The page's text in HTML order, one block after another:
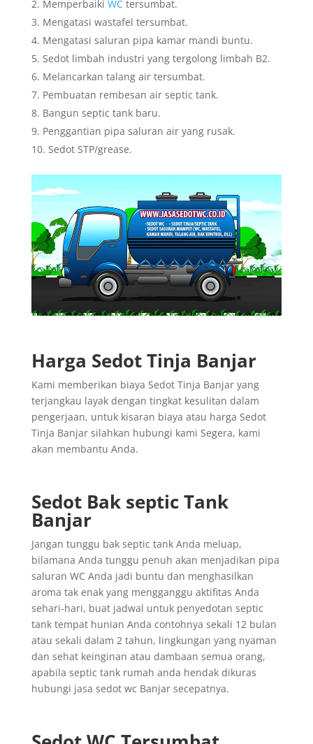
Memperbaiki WCtersumbat.
Mengatasi wastafel tersumbat.
Mengatasi saluran pipa kamar mandi buntu.
Sedot limbah industri yang tergolong limbah B2.
Melancarkan talang air tersumbat.
Pembuatan rembesan air septic tank.
Bangun septic tank baru.
Penggantian pipa saluran air yang rusak.
Sedot STP/grease.
Harga Sedot Tinja Banjar
Kami memberikan biaya Sedot Tinja Banjar yang
terjangkau layak dengan tingkat kesulitan dalam
pengerjaan, untuk kisaran biaya atau harga Sedot
Tinja Banjar silahkan hubungi kami Segera, kami
akan membantu Anda.
Sedot Bak septic Tank
Banjar
Jangan tunggu bak septic tank Anda meluap,
bilamana Anda tunggu penuh akan menjadikan pipa
saluran WC Anda jadi buntu dan menghasilkan
aroma tak enak yang mengganggu aktifitas Anda
sehari-hari, buat jadwal untuk penyedotan septic
tank tempat hunian Anda contohnya sekali 12 bulan
atau sekali dalam 2 tahun, lingkungan yang nyaman
dan sehat keinginan atau dambaan semua orang,
apabila septic tank rumah anda hendak dikuras
hubungi jasa sedot wc Banjar secepatnya.